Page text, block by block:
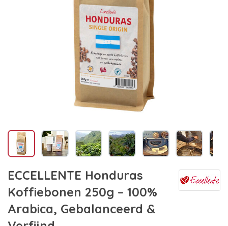
ECCELLENTE Honduras
Koffiebonen 250g – 100%
Arabica, Gebalanceerd &